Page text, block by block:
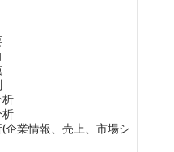
析
析
企業情報、売上、市場シ